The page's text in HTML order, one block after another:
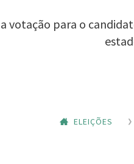
votação para o
ELEIÇÕES